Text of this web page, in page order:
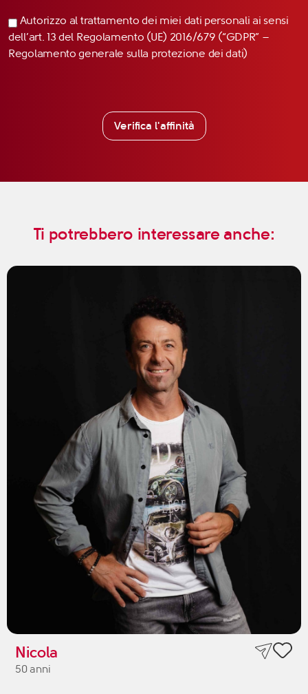
Autorizzo al trattamento dei miei dati personali ai sensi
dell’art. 13 del Regolamento (UE) 2016/679 (“GDPR” –
Regolamento generale sulla protezione dei dati)
Verifica l'affinità
Ti potrebbero interessare anche:
Nicola
50 anni